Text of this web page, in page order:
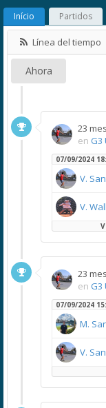
Início Partidos
Línea del tiempo
Ahora
23
en G3
07/09/2024
V.
V.
23
en G3
07/09/2024
M.
V.